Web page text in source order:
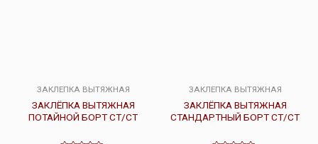
ЗАКЛЕПКА ВЫТЯЖНАЯ
ЗАКЛЁПКА ВЫТЯЖНАЯ
ПОТАЙНОЙ БОРТ СТ/СТ
ЗАКЛЕПКА ВЫТЯЖНАЯ
ЗАКЛЁПКА ВЫТЯЖНАЯ
СТАНДАРТНЫЙ БОРТ СТ/СТ